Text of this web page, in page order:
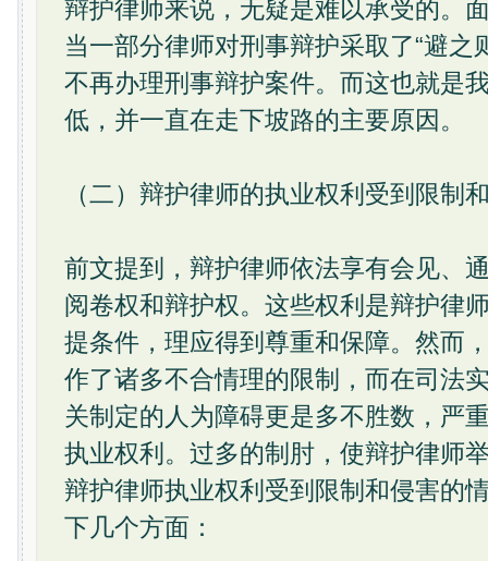
辩护律师来说，无疑是难以承受的。
当一部分律师对刑事辩护采取了“避之
不再办理刑事辩护案件。而这也就是
低，并一直在走下坡路的主要原因。
（二）辩护律师的执业权利受到限制
前文提到，辩护律师依法享有会见、
阅卷权和辩护权。这些权利是辩护律
提条件，理应得到尊重和保障。然而
作了诸多不合情理的限制，而在司法
关制定的人为障碍更是多不胜数，严
执业权利。过多的制肘，使辩护律师
辩护律师执业权利受到限制和侵害的
下几个方面：